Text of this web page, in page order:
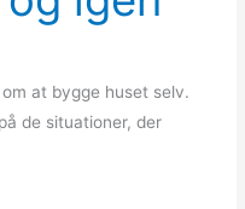
at bygge huset selv.
de situationer, der